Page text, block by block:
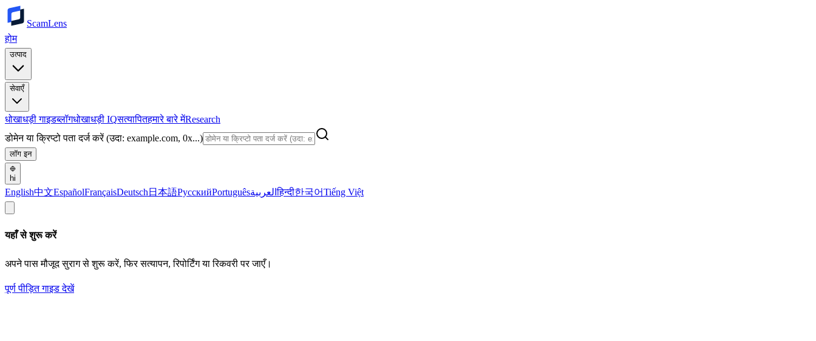
ScamLens
होम
उत्पाद
सेवाएँ
धोखाधड़ी गाइडब्लॉगधोखाधड़ी IQसत्यापितहमारे बारे मेंResearch
डोमेन या क्रिप्टो पता दर्ज करें (उदा: example.com, 0x...)
लॉग इन
hi
English中文EspañolFrançaisDeutsch 日本語РусскийPortuguêsالعربيةहिन्दी한국어Tiếng Việt
यहाँ से शुरू करें
अपने पास मौजूद सुराग से शुरू करें, फिर सत्यापन, रिपोर्टिंग या रिकवरी पर जाएँ।
पूर्ण पीड़ित गाइड देखें